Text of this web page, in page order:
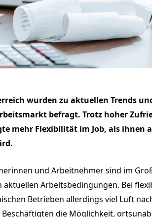
wurden zu aktuellen Trends
befragt. Trotz hoher
mehr Flexibilität im Job, als ihnen
und Arbeitnehmer sind im
Arbeitsbedingungen. Bei
Betrieben allerdings viel Luft
die Möglichkeit,